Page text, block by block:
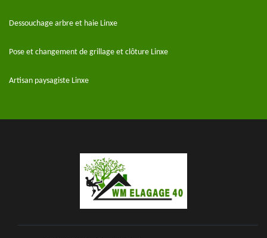
Dessouchage arbre et haie Linxe
Pose et changement de grillage et clôture Linxe
Artisan paysagiste Linxe